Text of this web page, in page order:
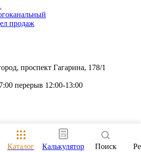
продаж
проспект Гагарина, 178/1
перерыв 12:00-13:00
Каталог Калькулятор Поиск